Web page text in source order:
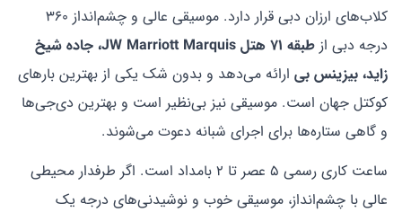
کلاب‌های ارزان دبی قرار دارد. موسیقی عالی و چشم‌انداز ۳۶۰
درجه دبی از
طبقه ۷۱ هتل JW Marriott Marquis، جاده شیخ
زاید، بیزینس بی ارائه می‌دهد و بدون شک یکی از بهترین بارهای
کوکتل جهان است. موسیقی نیز بی‌نظیر است و بهترین دی‌جی‌ها
و گاهی ستاره‌ها برای اجرای شبانه دعوت می‌شوند.
ساعت کاری رسمی ۵ عصر تا ۲ بامداد است. اگر طرفدار محیطی
عالی با چشم‌انداز، موسیقی خوب و نوشیدنی‌های درجه یک